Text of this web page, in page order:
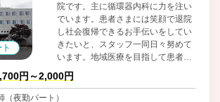
院です。主に循環器内科に力を注い
でいます。患者さまには笑顔で退院
し社会復帰できるお手伝いをしてい
きたいと、スタッフ一同日々努めて
います。地域医療を目指して患者さ
まとの会話を大切にし、素早く正確
な対応を心がけ、救急指定病院であ
る当院を支えていきたいと考えてい
円～2,000円
（夜勤パート）